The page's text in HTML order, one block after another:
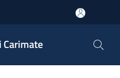
Carimate